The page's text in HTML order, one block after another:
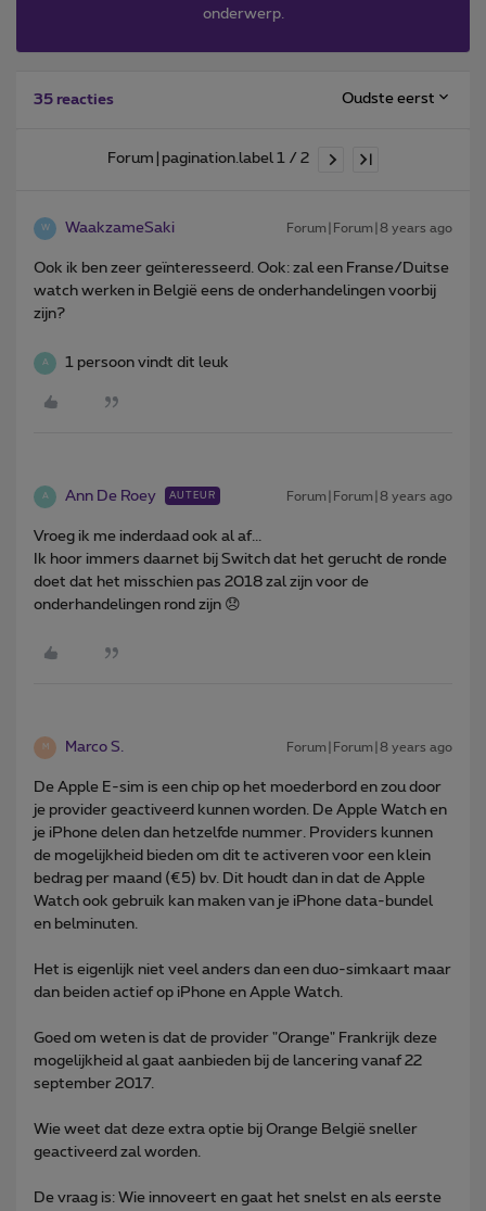
onderwerp.
35 reacties Oudste eerst
Forum|pagination.label 1 / 2
W WaakzameSaki Forum|Forum|8 years ago
Ook ik ben zeer geïnteresseerd. Ook: zal een Franse/Duitse
watch werken in België eens de onderhandelingen voorbij
zijn?
A 1 persoon vindt dit leuk
A Ann De Roey AUTEUR Forum|Forum|8 years ago
Vroeg ik me inderdaad ook al af...
Ik hoor immers daarnet bij Switch dat het gerucht de ronde
doet dat het misschien pas 2018 zal zijn voor de
onderhandelingen rond zijn 😞
M Marco S. Forum|Forum|8 years ago
De Apple E-sim is een chip op het moederbord en zou door
je provider geactiveerd kunnen worden. De Apple Watch en
je iPhone delen dan hetzelfde nummer. Providers kunnen
de mogelijkheid bieden om dit te activeren voor een klein
bedrag per maand (€5) bv. Dit houdt dan in dat de Apple
Watch ook gebruik kan maken van je iPhone data-bundel
en belminuten.
Het is eigenlijk niet veel anders dan een duo-simkaart maar
dan beiden actief op iPhone en Apple Watch.
Goed om weten is dat de provider "Orange" Frankrijk deze
mogelijkheid al gaat aanbieden bij de lancering vanaf 22
september 2017.
Wie weet dat deze extra optie bij Orange België sneller
geactiveerd zal worden.
De vraag is: Wie innoveert en gaat het snelst en als eerste